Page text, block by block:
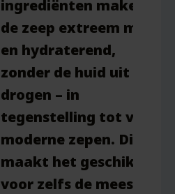
ingrediënten maken
de zeep extreem mild
en hydraterend,
zonder de huid uit te
drogen – in
tegenstelling tot veel
moderne zepen. Dit
maakt het geschikt
voor zelfs de meest